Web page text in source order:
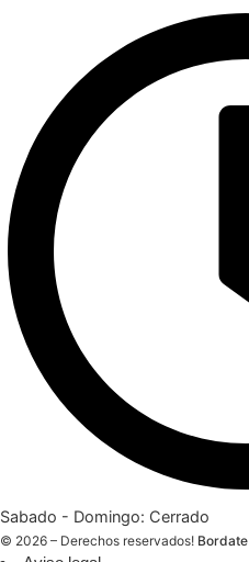
Sabado - Domingo: Cerrado
© 2026 – Derechos reservados! Bordate